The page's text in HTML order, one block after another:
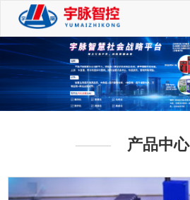
产品中心